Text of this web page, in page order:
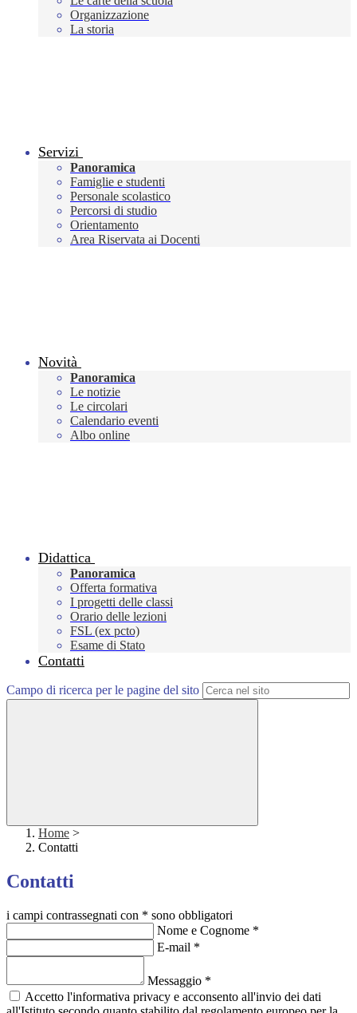
Organizzazione
La storia
Servizi
Panoramica
Famiglie e studenti
Personale scolastico
Percorsi di studio
Orientamento
Area Riservata ai Docenti
Novità
Panoramica
Le notizie
Le circolari
Calendario eventi
Albo online
Didattica
Panoramica
Offerta formativa
I progetti delle classi
Orario delle lezioni
FSL (ex pcto)
Esame di Stato
Contatti
Campo di ricerca per le pagine del sito
Home >
Contatti
Contatti
i campi contrassegnati con * sono obbligatori
Nome e Cognome *
E-mail *
Messaggio *
Accetto l'informativa privacy e acconsento all'invio dei dati